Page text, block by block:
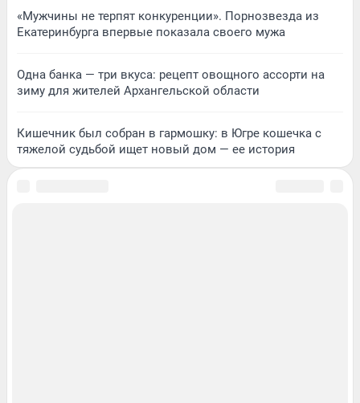
«Мужчины не терпят конкуренции». Порнозвезда из
Екатеринбурга впервые показала своего мужа
Одна банка — три вкуса: рецепт овощного ассорти на
зиму для жителей Архангельской области
Кишечник был собран в гармошку: в Югре кошечка с
тяжелой судьбой ищет новый дом — ее история